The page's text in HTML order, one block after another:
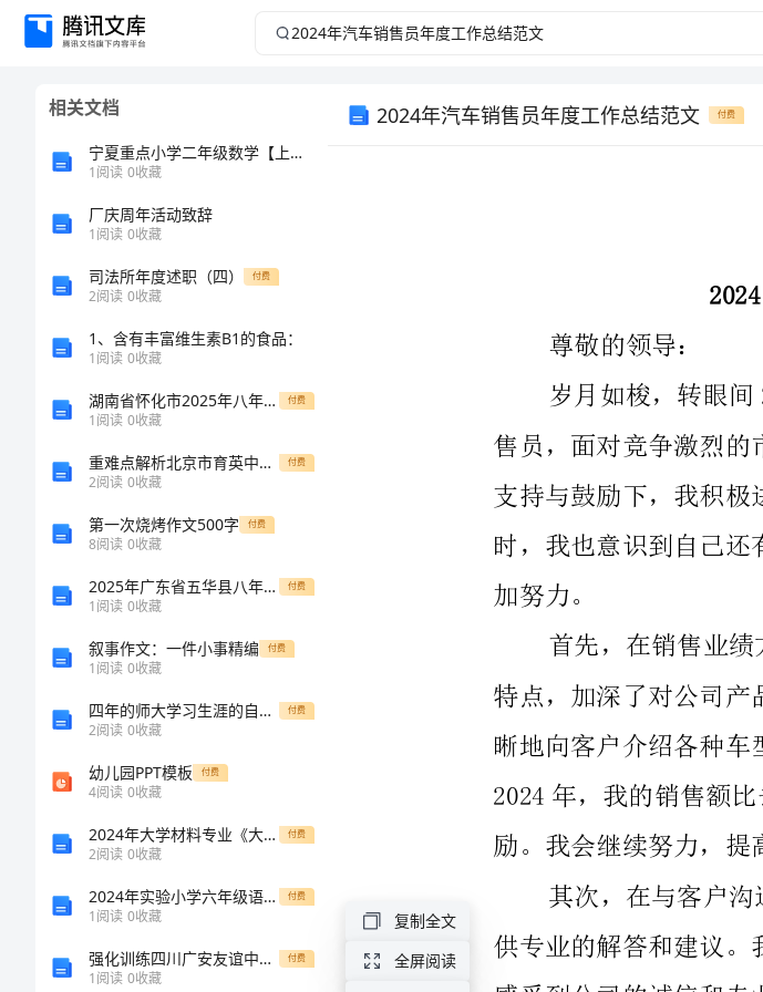
2024
2024
相关文档
宁夏重点小学二年级数学【上册】期末考试试卷 含答案
1阅读 0收藏
厂庆周年活动致辞
1阅读 0收藏
司法所年度述职（四） 付费
2阅读 0收藏
1、含有丰富维生素B1的食品：
1阅读 0收藏
湖南省怀化市2025年八年级数学第一学期期中复习检测试题含解析 付费
1阅读 0收藏
重难点解析北京市育英中学物理北师大版八年级（下册）常见的光学仪器专项攻克试题（含答案解析） 付费
2阅读 0收藏
第一次烧烤作文500字 付费
8阅读 0收藏
2025年广东省五华县八年级物理上学期期中考试试题（含答案） 付费
1阅读 0收藏
叙事作文：一件小事精编 付费
1阅读 0收藏
四年的师大学习生涯的自我鉴定 付费
2阅读 0收藏
幼儿园PPT模板 付费
4阅读 0收藏
2024年大学材料专业《大学物理（下册）》期末考试试题 付费
2阅读 0收藏
2024年实验小学六年级语文下学期强化训练试题A卷 附答案 付费
1阅读 0收藏
强化训练四川广安友谊中学北师大版物理九年级电功和电功率定向练习试题（解析版） 付费
1阅读 0收藏
2024年汽车销售员年度工作总结范文 付费
自己，提升客户满意度。
复制全文
全屏阅读